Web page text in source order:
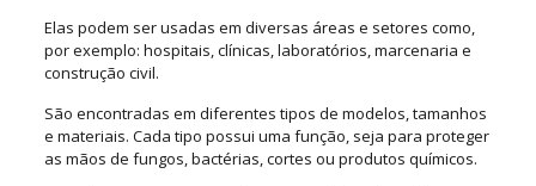
Elas podem ser usadas em diversas áreas e setores como,
por exemplo: hospitais, clínicas, laboratórios, marcenaria e
construção civil.
São encontradas em diferentes tipos de modelos, tamanhos
e materiais. Cada tipo possui uma função, seja para proteger
as mãos de fungos, bactérias, cortes ou produtos químicos.